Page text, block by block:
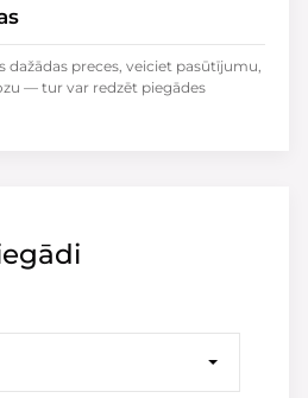
dažādas preces, veiciet pasūtījumu,
— tur var redzēt piegādes